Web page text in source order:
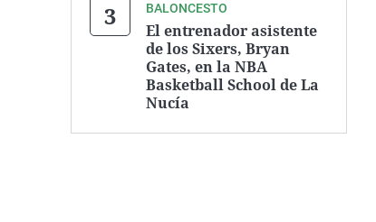
BALONCESTO
El entrenador asistente
de los Sixers, Bryan
Gates, en la NBA
Basketball School de La
Nucía